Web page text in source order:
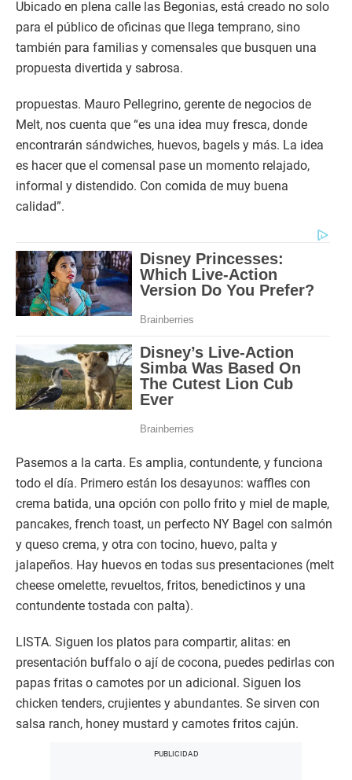
Ubicado en plena calle las Begonias, está creado no solo
para el público de oficinas que llega temprano, sino
también para familias y comensales que busquen una
propuesta divertida y sabrosa.
propuestas. Mauro Pellegrino, gerente de negocios de
Melt, nos cuenta que “es una idea muy fresca, donde
encontrarán sándwiches, huevos, bagels y más. La idea
es hacer que el comensal pase un momento relajado,
informal y distendido. Con comida de muy buena
calidad”.
Pasemos a la carta. Es amplia, contundente, y funciona
todo el día. Primero están los desayunos: waffles con
crema batida, una opción con pollo frito y miel de maple,
pancakes, french toast, un perfecto NY Bagel con salmón
y queso crema, y otra con tocino, huevo, palta y
jalapeños. Hay huevos en todas sus presentaciones (melt
cheese omelette, revueltos, fritos, benedictinos y una
contundente tostada con palta).
LISTA. Siguen los platos para compartir, alitas: en
presentación buffalo o ají de cocona, puedes pedirlas con
papas fritas o camotes por un adicional. Siguen los
chicken tenders, crujientes y abundantes. Se sirven con
salsa ranch, honey mustard y camotes fritos cajún.